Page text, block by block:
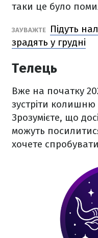
таки це було
ЗАУВАЖТЕ
Підуть
зрадять у грудні
Телець
Вже на початку
зустріти
Зрозумієте, що
можуть
хочете